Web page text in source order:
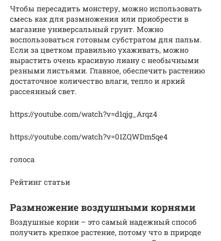
Чтобы пересадить монстеру, можно использовать
смесь как для размножения или приобрести в
магазине универсальный грунт. Можно
воспользоваться готовым субстратом для пальм.
Если за цветком правильно ухаживать, можно
вырастить очень красивую лиану с необычными
резными листьями. Главное, обеспечить растению
достаточное количество влаги, тепло и яркий
рассеянный свет.
https://youtube.com/watch?v=d1qjg_Arqz4
https://youtube.com/watch?v=01ZQWDm5qe4
голоса
Рейтинг статьи
Размножение воздушными корнями
Воздушные корни – это самый надежный способ
получить крепкое растение, потому что в природе